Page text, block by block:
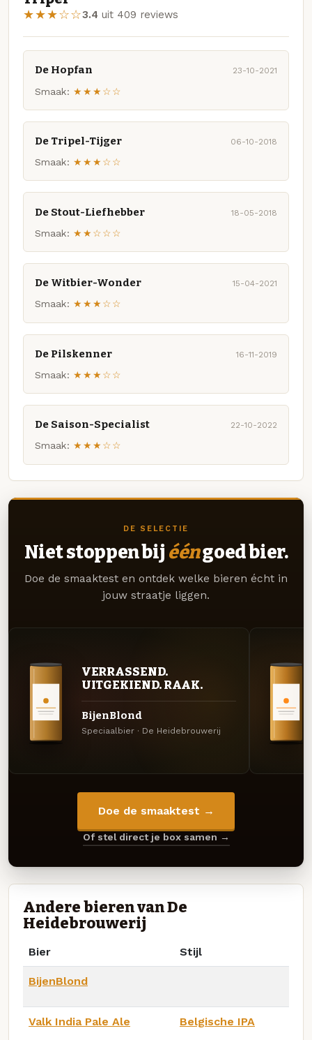
★★★☆☆3.4 uit 409 reviews
De Hopfan 23-10-2021
Smaak: ★★★☆☆
De Tripel-Tijger 06-10-2018
Smaak: ★★★☆☆
De Stout-Liefhebber 18-05-2018
Smaak: ★★☆☆☆
De Witbier-Wonder 15-04-2021
Smaak: ★★★☆☆
De Pilskenner 16-11-2019
Smaak: ★★★☆☆
De Saison-Specialist 22-10-2022
Smaak: ★★★☆☆
DE SELECTIE
Niet stoppen bij ééngoed bier.
Doe de smaaktest en ontdek welke bieren écht in
jouw straatje liggen.
VERRASSEND.
UITGEKIEND. RAAK.
BijenBlond
Speciaalbier · De Heidebrouwerij
Doe de smaaktest →
Of stel direct je box samen →
Andere bieren van De
Heidebrouwerij
Bier Stijl
BijenBlond
Valk India Pale Ale Belgische IPA